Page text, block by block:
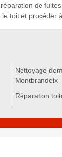
de
toit et procéder
Nettoyage
Montbrandeix
Réparation